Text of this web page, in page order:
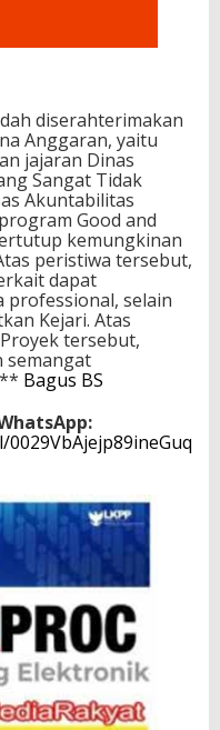
diserahterimakan
Anggaran, yaitu
jajaran Dinas
Sangat Tidak
Akuntabilitas
Good and
kemungkinan
peristiwa tersebut,
dapat
professional, selain
Kejari. Atas
tersebut,
semangat
Bagus BS